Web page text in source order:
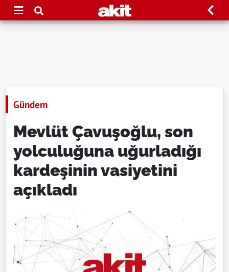
Gündem
Mevlüt Çavuşoğlu, son
yolculuğuna uğurladığı
kardeşinin vasiyetini
açıkladı